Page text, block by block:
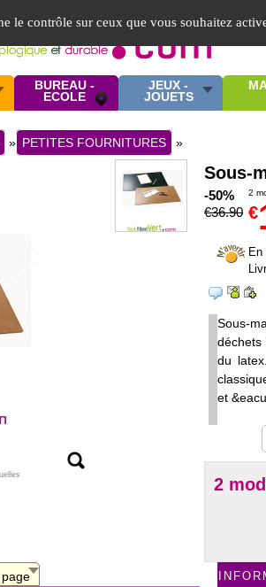
le contrôle sur ceux que vous souhaitez
BUREAU -
ECOLE
JEUX -
JOUETS
» PETITES FOURNITURES »
Sous-
-50%
€36.90
2
€
Sous-
déchets
du
et
2
page